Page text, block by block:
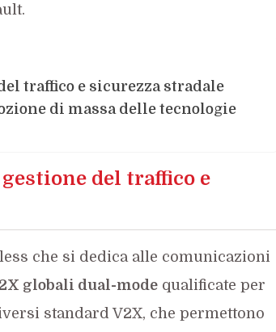
traffico e sicurezza stradale
di massa delle tecnologie
del traffico e
che si dedica alle comunicazioni
globali dual-modequalificate per
standard V2X, che permettono